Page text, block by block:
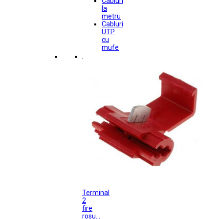
la
metru
Cabluri
UTP
cu
mufe
.
Terminal
2
fire
rosu...